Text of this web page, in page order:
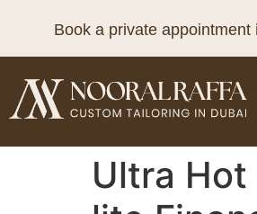
Book a private appointment
Ultra